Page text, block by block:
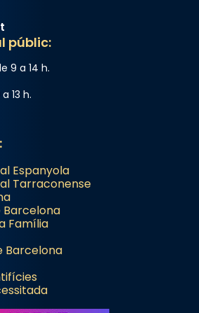
públic:
9 a 14 h.
13 h.
Espanyola
Tarraconense
Barcelona
Família
Barcelona